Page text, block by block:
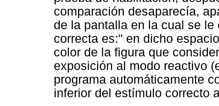
comparación desaparecía,
de la pantalla en la cual se
correcta es:" en dicho
color de la figura que
exposición al modo reactivo
programa automáticamente
inferior del estímulo correcto